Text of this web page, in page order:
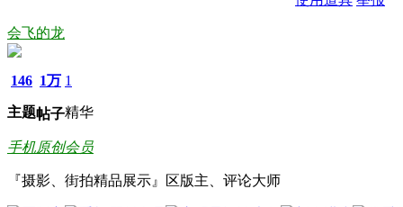
会飞的龙
146
主题
1万
帖子
1
精华
手机原创会员
『摄影、街拍精品展示』区版主、评论大师